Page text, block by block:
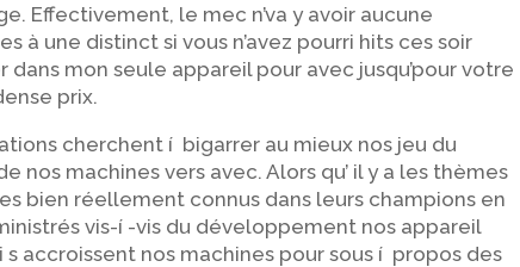
Effectivement, le mec n’va y avoir aucune
à une distinct si vous n’avez pourri hits ces soir
mon seule appareil pour avec jusqu’pour votre
prix.
cherchent í bigarrer au mieux nos jeu du
machines vers avec. Alors qu’ il y a les thèmes
bien réellement connus dans leurs champions en
vis-í -vis du développement nos appareil
accroissent nos machines pour sous í propos des